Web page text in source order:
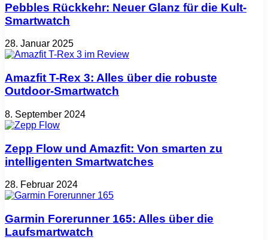
Pebbles Rückkehr: Neuer Glanz für die Kult-
Smartwatch
28. Januar 2025
Amazfit T-Rex 3: Alles über die robuste
Outdoor-Smartwatch
8. September 2024
Zepp Flow und Amazfit: Von smarten zu
intelligenten Smartwatches
28. Februar 2024
Garmin Forerunner 165: Alles über die
Laufsmartwatch